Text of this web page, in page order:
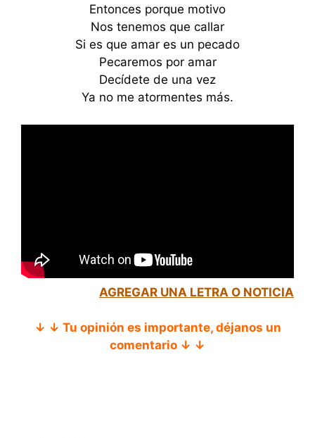
Entonces porque motivo
Nos tenemos que callar
Si es que amar es un pecado
Pecaremos por amar
Decídete de una vez
Ya no me atormentes más.
AGREGAR UNA LETRA O NOTICIA
↓ ↓ Tu opinión es importante, déjanos un
comentario ↓ ↓